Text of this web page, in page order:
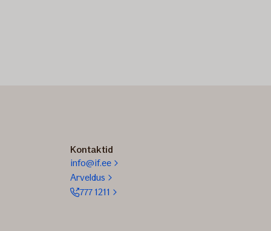
Kontaktid
info@if.ee
Arveldus
777 1211